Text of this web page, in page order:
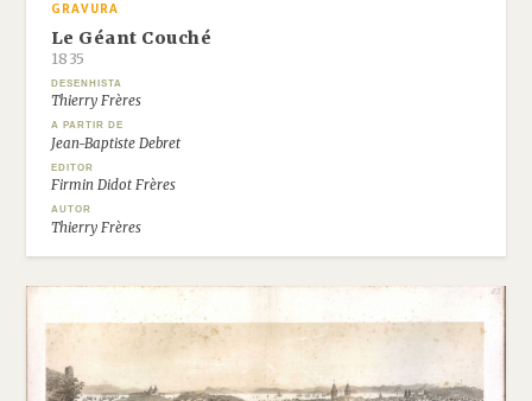
GRAVURA
Le Géant Couché
1835
DESENHISTA
Thierry Frères
A PARTIR DE
Jean-Baptiste Debret
EDITOR
Firmin Didot Frères
AUTOR
Thierry Frères